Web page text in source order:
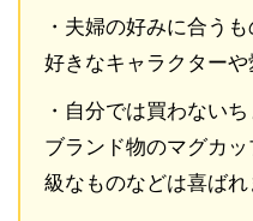
・夫婦の好みに合う
好きなキャラクター
・自分では買わない
ブランド物のマグカ
級なものなどは喜ばれ